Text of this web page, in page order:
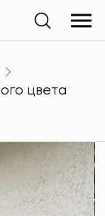
цвета